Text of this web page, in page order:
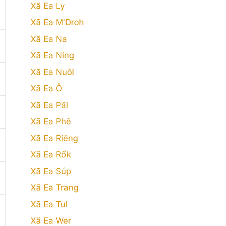
Xã Ea Ly
Xã Ea M'Droh
Xã Ea Na
Xã Ea Ning
Xã Ea Nuôl
Xã Ea Ô
Xã Ea Păl
Xã Ea Phê
Xã Ea Riêng
Xã Ea Rốk
Xã Ea Súp
Xã Ea Trang
Xã Ea Tul
Xã Ea Wer